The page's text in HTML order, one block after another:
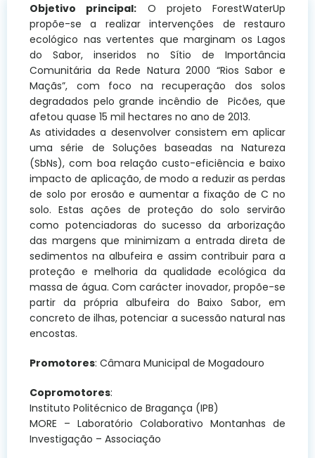
Objetivo principal: O projeto ForestWaterUp
propõe-se a realizar intervenções de restauro
ecológico nas vertentes que marginam os Lagos
do Sabor, inseridos no Sítio de Importância
Comunitária da Rede Natura 2000 “Rios Sabor e
Maçãs”, com foco na recuperação dos solos
degradados pelo grande incêndio de Picões, que
afetou quase 15 mil hectares no ano de 2013.
As atividades a desenvolver consistem em aplicar
uma série de Soluções baseadas na Natureza
(SbNs), com boa relação custo-eficiência e baixo
impacto de aplicação, de modo a reduzir as perdas
de solo por erosão e aumentar a fixação de C no
solo. Estas ações de proteção do solo servirão
como potenciadoras do sucesso da arborização
das margens que minimizam a entrada direta de
sedimentos na albufeira e assim contribuir para a
proteção e melhoria da qualidade ecológica da
massa de água. Com carácter inovador, propõe-se
partir da própria albufeira do Baixo Sabor, em
concreto de ilhas, potenciar a sucessão natural nas
encostas.
Promotores: Câmara Municipal de Mogadouro
Copromotores:
Instituto Politécnico de Bragança (IPB)
MORE – Laboratório Colaborativo Montanhas de
Investigação – Associação